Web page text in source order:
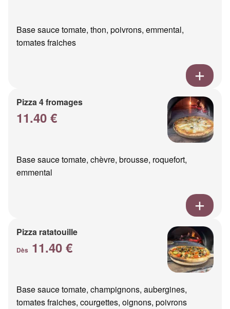
Base sauce tomate, thon, poivrons, emmental,
tomates fraiches
Pizza 4 fromages
11.40 €
Base sauce tomate, chèvre, brousse, roquefort,
emmental
Pizza ratatouille
Dès 11.40 €
Base sauce tomate, champignons, aubergines,
tomates fraiches, courgettes, oignons, poivrons